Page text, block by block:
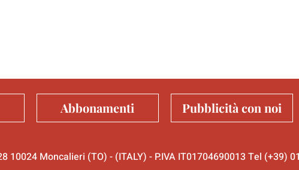
Abbonamenti Pubblicità con noi
10024 Moncalieri (TO) - (ITALY) - P.IVA IT01704690013 Tel (+39)